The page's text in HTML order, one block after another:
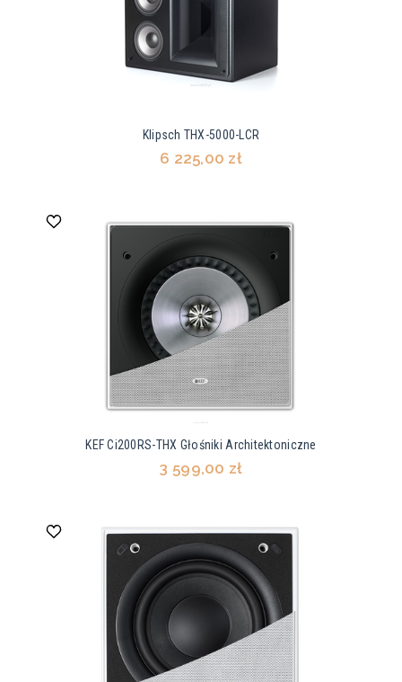
Klipsch THX-5000-LCR
6 225,00 zł
KEF Ci200RS-THX Głośniki Architektoniczne
3 599,00 zł